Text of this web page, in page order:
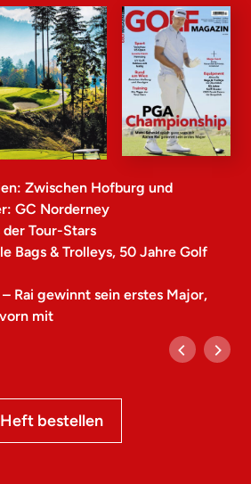
Zwischen Hofburg und
GC Norderney
Tour-Stars
Bags & Trolleys, 50 Jahre Golf
Rai gewinnt sein erstes Major,
mit
Heft bestellen